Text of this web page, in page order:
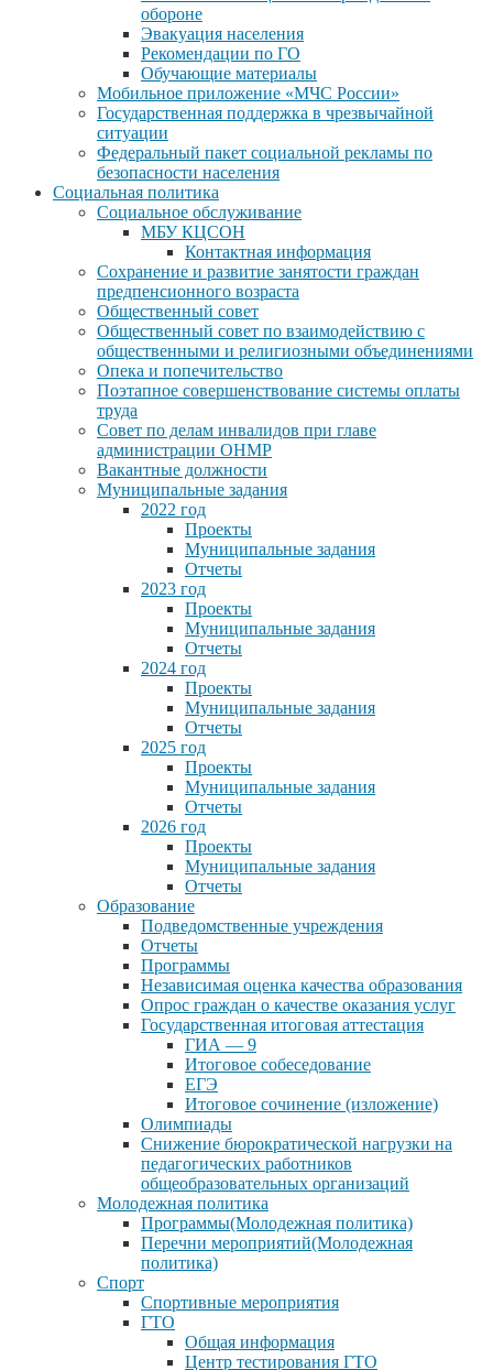
обороне
Эвакуация населения
Рекомендации по ГО
Обучающие материалы
Мобильное приложение «МЧС России»
Государственная поддержка в чрезвычайной
ситуации
Федеральный пакет социальной рекламы по
безопасности населения
Социальная политика
Социальное обслуживание
МБУ КЦСОН
Контактная информация
Сохранение и развитие занятости граждан
предпенсионного возраста
Общественный совет
Общественный совет по взаимодействию с
общественными и религиозными объединениями
Опека и попечительство
Поэтапное совершенствование системы оплаты
труда
Совет по делам инвалидов при главе
администрации ОНМР
Вакантные должности
Муниципальные задания
2022 год
Проекты
Муниципальные задания
Отчеты
2023 год
Проекты
Муниципальные задания
Отчеты
2024 год
Проекты
Муниципальные задания
Отчеты
2025 год
Проекты
Муниципальные задания
Отчеты
2026 год
Проекты
Муниципальные задания
Отчеты
Образование
Подведомственные учреждения
Отчеты
Программы
Независимая оценка качества образования
Опрос граждан о качестве оказания услуг
Государственная итоговая аттестация
ГИА — 9
Итоговое собеседование
ЕГЭ
Итоговое сочинение (изложение)
Олимпиады
Снижение бюрократической нагрузки на
педагогических работников
общеобразовательных организаций
Молодежная политика
Программы(Молодежная политика)
Перечни мероприятий(Молодежная
политика)
Спорт
Спортивные мероприятия
ГТО
Общая информация
Центр тестирования ГТО